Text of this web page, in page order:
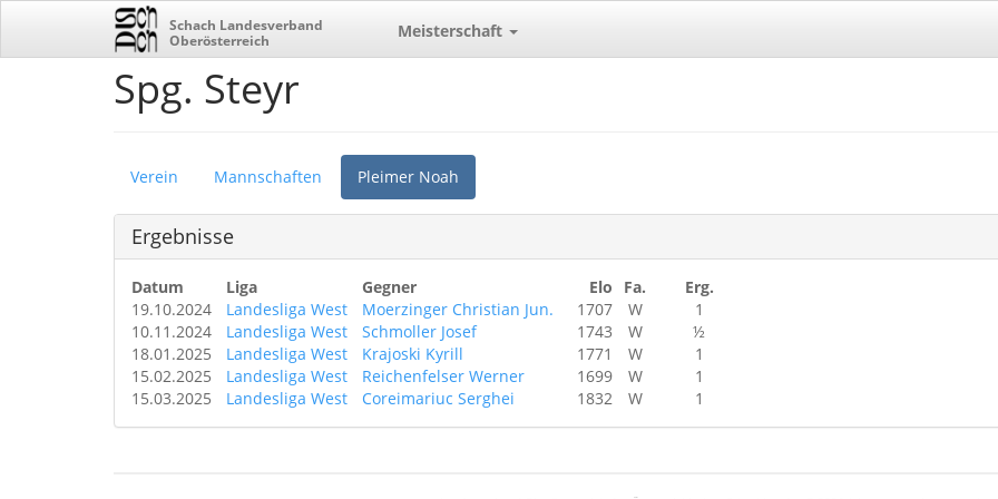
Schach Landesverband
Oberösterreich
Meisterschaft
Spg. Steyr
Verein Mannschaften Pleimer Noah
Ergebnisse
Datum Liga Gegner Elo Fa.
Erg.
19.10.2024
Landesliga West Moerzinger Christian Jun. 1707 W
1
10.11.2024
Landesliga West Schmoller Josef 1743 W
½
18.01.2025
Landesliga West Krajoski Kyrill 1771 W
1
15.02.2025
Landesliga West Reichenfelser Werner 1699 W
1
15.03.2025
Landesliga West Coreimariuc Serghei 1832 W 1